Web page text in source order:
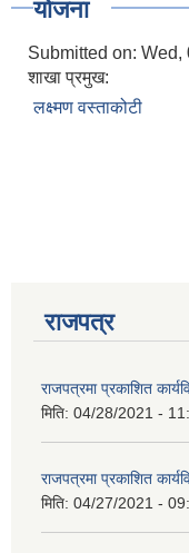
योजना
Submitted on: Wed,
शाखा प्रमुख:
लक्ष्मण वस्ताकोटी
राजपत्र
राजपत्रमा प्रकाशित
मिति: 04/28/2021 -
राजपत्रमा प्रकाशित
मिति: 04/27/2021 -